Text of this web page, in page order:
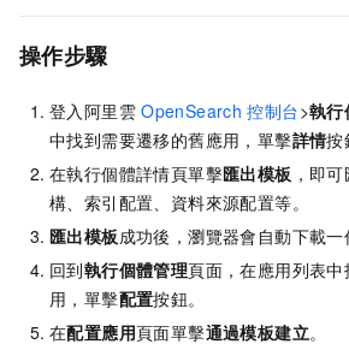
操作步驟
登入阿里雲 OpenSearch 控制台>執行
中找到需要遷移的舊應用，單擊詳情按
在執行個體詳情頁單擊匯出模板 ，即
構、索引配置、資料來源配置等。
匯出模板成功後，瀏覽器會自動下載一
回到執行個體管理頁面，在應用列表
用，單擊配置按鈕。
在配置應用頁面單擊通過模板建立。